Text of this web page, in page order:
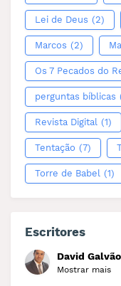
Lei de Deus (2)
Marcos (2)
Os 7 Pecados do
perguntas bíblicas
Revista Digital (1)
Tentação (7)
Torre de Babel (1)
Escritores
David Galvão
Mostrar mais